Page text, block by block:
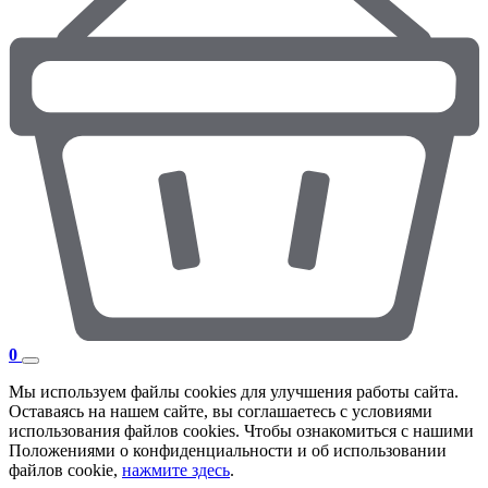
0
Мы используем файлы cookies для улучшения работы сайта.
Оставаясь на нашем сайте, вы соглашаетесь с условиями
использования файлов cookies. Чтобы ознакомиться с нашими
Положениями о конфиденциальности и об использовании
файлов cookie, нажмите здесь.